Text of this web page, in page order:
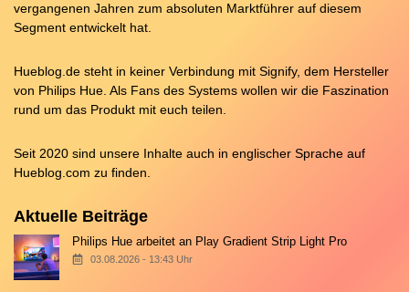
vergangenen Jahren zum absoluten Marktführer auf diesem
Segment entwickelt hat.
Hueblog.de steht in keiner Verbindung mit Signify, dem Hersteller
von Philips Hue. Als Fans des Systems wollen wir die Faszination
rund um das Produkt mit euch teilen.
Seit 2020 sind unsere Inhalte auch in englischer Sprache auf
Hueblog.com zu finden.
Aktuelle Beiträge
Philips Hue arbeitet an Play Gradient Strip Light Pro
03.08.2026 - 13:43 Uhr